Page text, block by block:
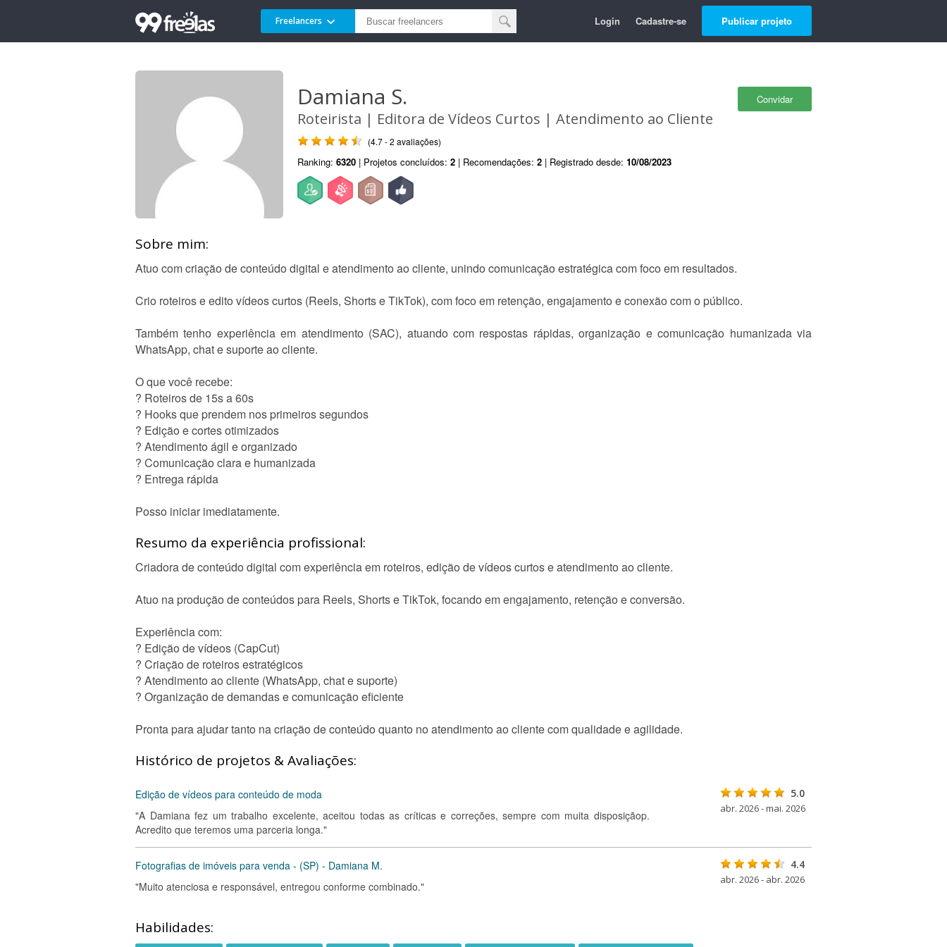
Freelancers Login Cadastre-se Publicar projeto
Convidar
Damiana S.
Roteirista | Editora de Vídeos Curtos | Atendimento ao Cliente
(4.7 - 2 avaliações)
Ranking: 6320 | Projetos concluídos: 2 | Recomendações: 2 | Registrado desde: 10/08/2023
Sobre mim:
Atuo com criação de conteúdo digital e atendimento ao cliente, unindo comunicação estratégica com foco em resultados.
Crio roteiros e edito vídeos curtos (Reels, Shorts e TikTok), com foco em retenção, engajamento e conexão com o público.
Também tenho experiência em atendimento (SAC), atuando com respostas rápidas, organização e comunicação humanizada via
WhatsApp, chat e suporte ao cliente.
O que você recebe:
? Roteiros de 15s a 60s
? Hooks que prendem nos primeiros segundos
? Edição e cortes otimizados
? Atendimento ágil e organizado
? Comunicação clara e humanizada
? Entrega rápida
Posso iniciar imediatamente.
Resumo da experiência profissional:
Criadora de conteúdo digital com experiência em roteiros, edição de vídeos curtos e atendimento ao cliente.
Atuo na produção de conteúdos para Reels, Shorts e TikTok, focando em engajamento, retenção e conversão.
Experiência com:
? Edição de vídeos (CapCut)
? Criação de roteiros estratégicos
? Atendimento ao cliente (WhatsApp, chat e suporte)
? Organização de demandas e comunicação eficiente
Pronta para ajudar tanto na criação de conteúdo quanto no atendimento ao cliente com qualidade e agilidade.
Histórico de projetos & Avaliações:
Edição de vídeos para conteúdo de moda
"A Damiana fez um trabalho excelente, aceitou todas as críticas e correções, sempre com muita disposiçãop.
Acredito que teremos uma parceria longa."
5.0
abr. 2026 - mai. 2026
Fotografias de imóveis para venda - (SP) - Damiana M.
"Muito atenciosa e responsável, entregou conforme combinado."
4.4
abr. 2026 - abr. 2026
Habilidades: